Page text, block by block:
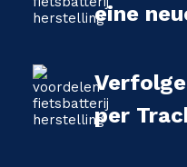
eine
per